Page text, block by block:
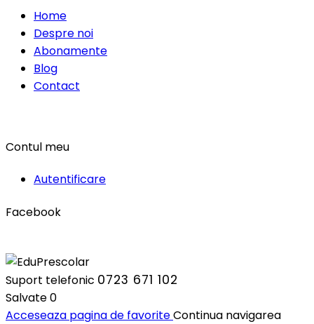
Home
Despre noi
Abonamente
Blog
Contact
Contul meu
Autentificare
Facebook
Suport telefonic 0723 671 102
Salvate0
Acceseaza pagina de favoriteContinua navigarea